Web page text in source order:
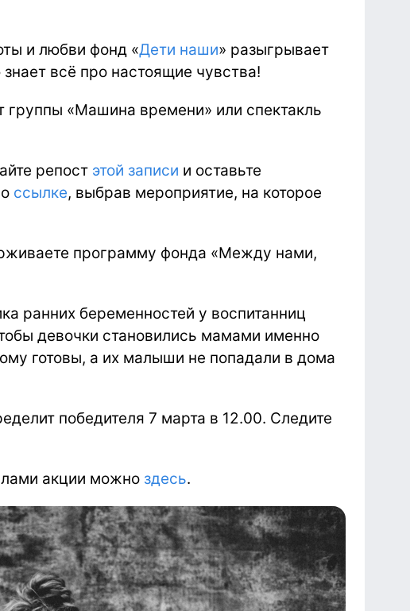
и любви фонд «Дети наши» разыгрывает
всё про настоящие чувства!
группы «Машина времени» или спектакль
репост этой записи и оставьте
ссылке, выбрав мероприятие, на которое
программу фонда «Между нами,
ранних беременностей у воспитанниц
девочки становились мамами именно
готовы, а их малыши не попадали в дома
победителя 7 марта в 12.00. Следите
акции можно здесь.